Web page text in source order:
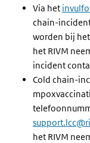
Via het
chain-
worden bij
het RIVM
incident
Cold chain-
het RIVM